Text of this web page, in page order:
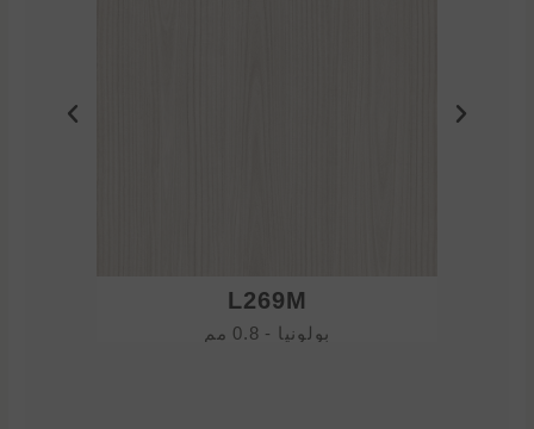
L269M
بولونيا - 0.8 مم